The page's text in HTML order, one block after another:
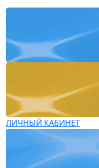
ЛИЧНЫЙ КАБИНЕТ